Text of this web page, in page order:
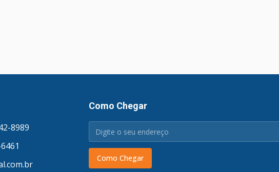
8989
Como Chegar
Como Chegar